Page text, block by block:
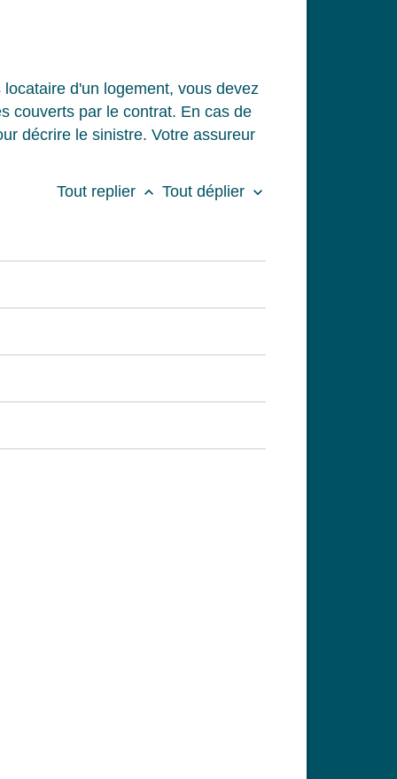
d'un logement, vous devez
couverts par le contrat. En cas de
décrire le sinistre. Votre assureur
Tout replier keyboard_arrow_up Tout déplier keyboard_arrow_down